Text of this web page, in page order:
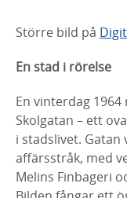
Större bild på
En stad i rörelse
En vinterdag
Skolgatan – ett
i stadslivet. Gatan
affärsstråk, med
Melins Finbageri